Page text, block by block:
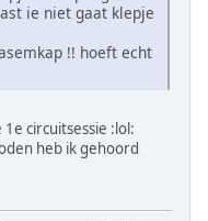
ie niet gaat klepje
!! hoeft echt
circuitsessie :lol:
heb ik gehoord